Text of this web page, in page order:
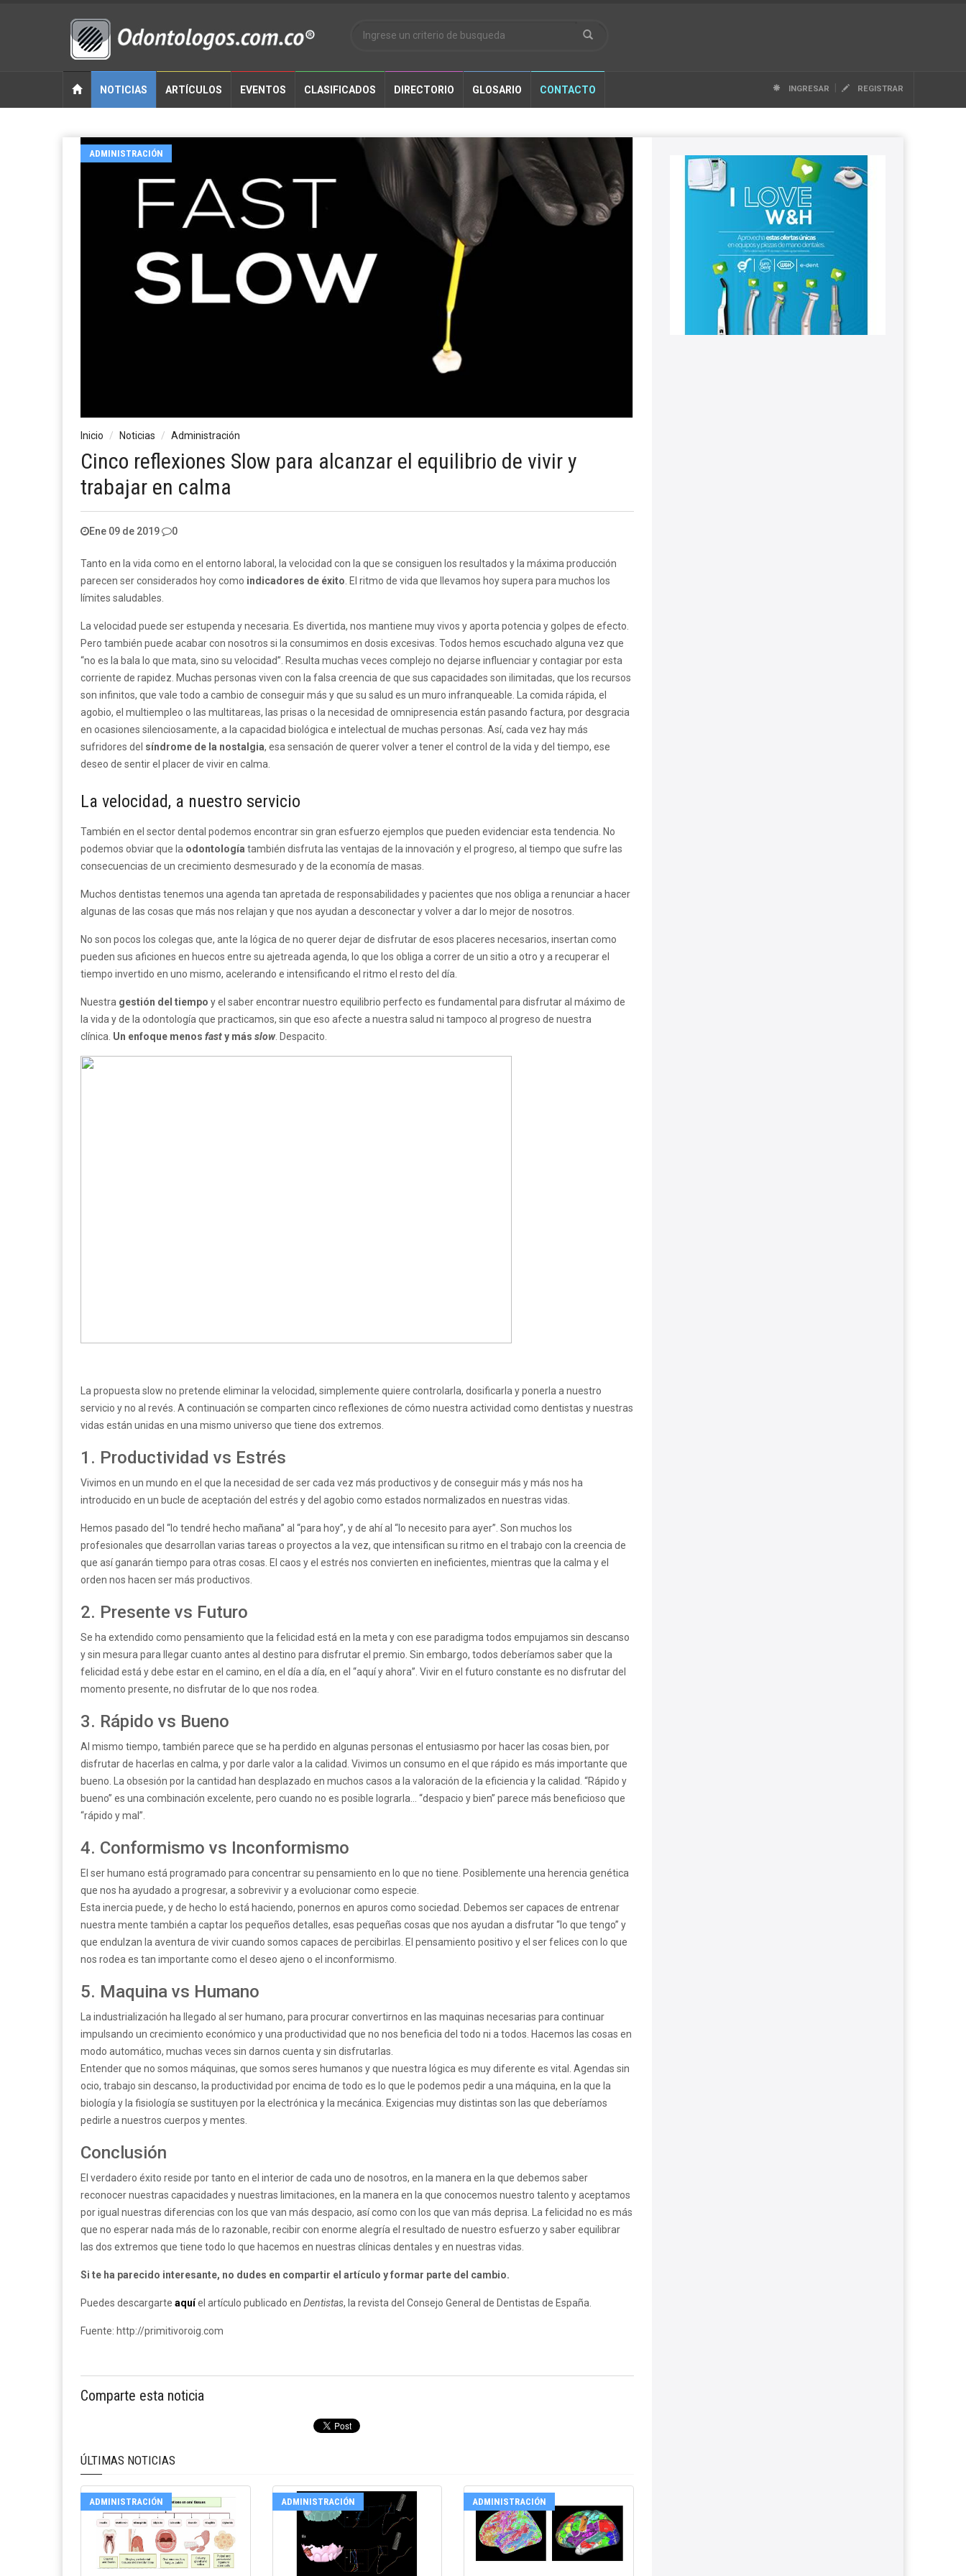
NOTICIAS ARTÍCULOS EVENTOS CLASIFICADOS DIRECTORIO GLOSARIO CONTACTO INGRESAR REGISTRAR
ADMINISTRACIÓN
Inicio Noticias Administración
Cinco reflexiones Slow para alcanzar el equilibrio de vivir y
trabajar en calma
Ene 09 de 2019 0
Tanto en la vida como en el entorno laboral, la velocidad con la que se consiguen los resultados y la máxima producción
parecen ser considerados hoy como indicadores de éxito . El ritmo de vida que llevamos hoy supera para muchos los
límites saludables.
La velocidad puede ser estupenda y necesaria. Es divertida, nos mantiene muy vivos y aporta potencia y golpes de efecto.
Pero también puede acabar con nosotros si la consumimos en dosis excesivas. Todos hemos escuchado alguna vez que
“no es la bala lo que mata, sino su velocidad”. Resulta muchas veces complejo no dejarse influenciar y contagiar por esta
corriente de rapidez. Muchas personas viven con la falsa creencia de que sus capacidades son ilimitadas, que los recursos
son infinitos, que vale todo a cambio de conseguir más y que su salud es un muro infranqueable. La comida rápida, el
agobio, el multiempleo o las multitareas, las prisas o la necesidad de omnipresencia están pasando factura, por desgracia
en ocasiones silenciosamente, a la capacidad biológica e intelectual de muchas personas. Así, cada vez hay más
sufridores del síndrome de la nostalgia, esa sensación de querer volver a tener el control de la vida y del tiempo, ese
deseo de sentir el placer de vivir en calma.
La velocidad, a nuestro servicio
También en el sector dental podemos encontrar sin gran esfuerzo ejemplos que pueden evidenciar esta tendencia. No
podemos obviar que la odontología también disfruta las ventajas de la innovación y el progreso, al tiempo que sufre las
consecuencias de un crecimiento desmesurado y de la economía de masas.
Muchos dentistas tenemos una agenda tan apretada de responsabilidades y pacientes que nos obliga a renunciar a hacer
algunas de las cosas que más nos relajan y que nos ayudan a desconectar y volver a dar lo mejor de nosotros.
No son pocos los colegas que, ante la lógica de no querer dejar de disfrutar de esos placeres necesarios, insertan como
pueden sus aficiones en huecos entre su ajetreada agenda, lo que los obliga a correr de un sitio a otro y a recuperar el
tiempo invertido en uno mismo, acelerando e intensificando el ritmo el resto del día.
Nuestra gestión del tiempo y el saber encontrar nuestro equilibrio perfecto es fundamental para disfrutar al máximo de
la vida y de la odontología que practicamos, sin que eso afecte a nuestra salud ni tampoco al progreso de nuestra
clínica. Un enfoque menos fasty más slow. Despacito.
La propuesta slow no pretende eliminar la velocidad, simplemente quiere controlarla, dosificarla y ponerla a nuestro
servicio y no al revés. A continuación se comparten cinco reflexiones de cómo nuestra actividad como dentistas y nuestras
vidas están unidas en una mismo universo que tiene dos extremos.
1. Productividad vs Estrés
Vivimos en un mundo en el que la necesidad de ser cada vez más productivos y de conseguir más y más nos ha
introducido en un bucle de aceptación del estrés y del agobio como estados normalizados en nuestras vidas.
Hemos pasado del “lo tendré hecho mañana” al “para hoy”, y de ahí al “lo necesito para ayer”. Son muchos los
profesionales que desarrollan varias tareas o proyectos a la vez, que intensifican su ritmo en el trabajo con la creencia de
que así ganarán tiempo para otras cosas. El caos y el estrés nos convierten en ineficientes, mientras que la calma y el
orden nos hacen ser más productivos.
2. Presente vs Futuro
Se ha extendido como pensamiento que la felicidad está en la meta y con ese paradigma todos empujamos sin descanso
y sin mesura para llegar cuanto antes al destino para disfrutar el premio. Sin embargo, todos deberíamos saber que la
felicidad está y debe estar en el camino, en el día a día, en el “aquí y ahora”. Vivir en el futuro constante es no disfrutar del
momento presente, no disfrutar de lo que nos rodea.
3. Rápido vs Bueno
Al mismo tiempo, también parece que se ha perdido en algunas personas el entusiasmo por hacer las cosas bien, por
disfrutar de hacerlas en calma, y por darle valor a la calidad. Vivimos un consumo en el que rápido es más importante que
bueno. La obsesión por la cantidad han desplazado en muchos casos a la valoración de la eficiencia y la calidad. “Rápido y
bueno” es una combinación excelente, pero cuando no es posible lograrla… “despacio y bien” parece más beneficioso que
“rápido y mal”.
4. Conformismo vs Inconformismo
El ser humano está programado para concentrar su pensamiento en lo que no tiene. Posiblemente una herencia genética
que nos ha ayudado a progresar, a sobrevivir y a evolucionar como especie.
Esta inercia puede, y de hecho lo está haciendo, ponernos en apuros como sociedad. Debemos ser capaces de entrenar
nuestra mente también a captar los pequeños detalles, esas pequeñas cosas que nos ayudan a disfrutar “lo que tengo” y
que endulzan la aventura de vivir cuando somos capaces de percibirlas. El pensamiento positivo y el ser felices con lo que
nos rodea es tan importante como el deseo ajeno o el inconformismo.
5. Maquina vs Humano
La industrialización ha llegado al ser humano, para procurar convertirnos en las maquinas necesarias para continuar
impulsando un crecimiento económico y una productividad que no nos beneficia del todo ni a todos. Hacemos las cosas en
modo automático, muchas veces sin darnos cuenta y sin disfrutarlas.
Entender que no somos máquinas, que somos seres humanos y que nuestra lógica es muy diferente es vital. Agendas sin
ocio, trabajo sin descanso, la productividad por encima de todo es lo que le podemos pedir a una máquina, en la que la
biología y la fisiología se sustituyen por la electrónica y la mecánica. Exigencias muy distintas son las que deberíamos
pedirle a nuestros cuerpos y mentes.
Conclusión
El verdadero éxito reside por tanto en el interior de cada uno de nosotros, en la manera en la que debemos saber
reconocer nuestras capacidades y nuestras limitaciones, en la manera en la que conocemos nuestro talento y aceptamos
por igual nuestras diferencias con los que van más despacio, así como con los que van más deprisa. La felicidad no es más
que no esperar nada más de lo razonable, recibir con enorme alegría el resultado de nuestro esfuerzo y saber equilibrar
las dos extremos que tiene todo lo que hacemos en nuestras clínicas dentales y en nuestras vidas.
Si te ha parecido interesante, no dudes en compartir el artículo y formar parte del cambio.
Puedes descargarte aquíel artículo publicado en Dentistas, la revista del Consejo General de Dentistas de España.
Fuente: http://primitivoroig.com
Comparte esta noticia
ÚLTIMAS NOTICIAS
ADMINISTRACIÓN ADMINISTRACIÓN ADMINISTRACIÓN